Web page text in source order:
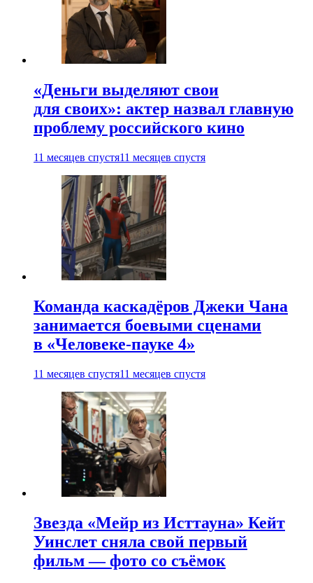
«Деньги выделяют свои
для своих»: актер назвал главную
проблему российского кино
11 месяцев спустя11 месяцев спустя
Команда каскадёров Джеки Чана
занимается боевыми сценами
в «Человеке-пауке 4»
11 месяцев спустя11 месяцев спустя
Звезда «Мейр из Исттауна» Кейт
Уинслет сняла свой первый
фильм — фото со съёмок